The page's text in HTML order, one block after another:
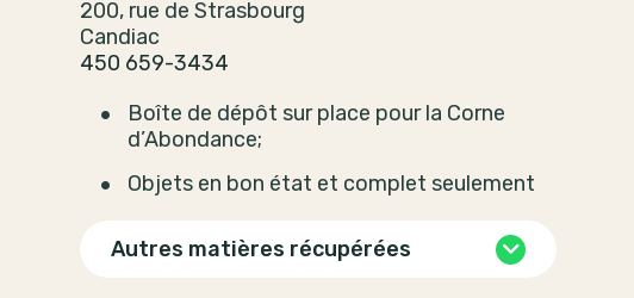
200, rue de Strasbourg
Candiac
450 659-3434
Boîte de dépôt sur place pour la Corne
d’Abondance;
Objets en bon état et complet seulement
Autres matières récupérées